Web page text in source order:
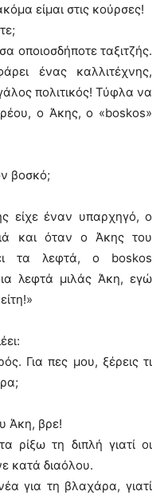
είμαι στις κούρσες!
οποιοσδήποτε ταξιτζής.
ένας καλλιτέχνης,
πολιτικός! Τύφλα να
ο Άκης, ο «boskos»
βοσκό;
είχε έναν υπαρχηγό, ο
και όταν ο Άκης του
τα λεφτά, ο boskos
λεφτά μιλάς Άκη, εγώ
Για πες μου, ξέρεις τι
Άκη, βρε!
τη διπλή γιατί οι
κατά διαόλου.
για τη βλαχάρα, γιατί